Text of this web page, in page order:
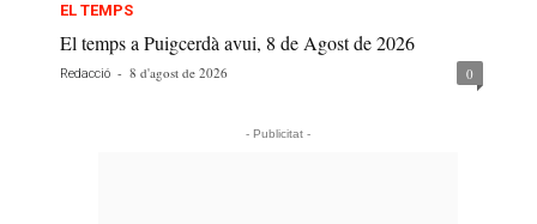
EL TEMPS
El temps a Puigcerdà avui, 8 de Agost de 2026
Redacció - 8 d'agost de 2026 0
- Publicitat -